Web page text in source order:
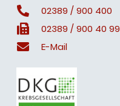
02389 / 900 400
02389 / 900 40 99
E-Mail